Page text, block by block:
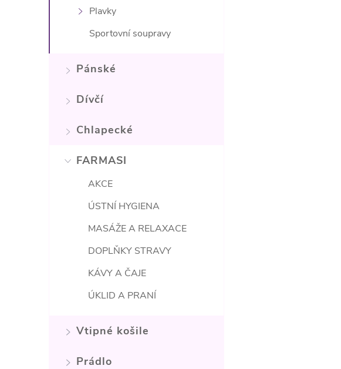
Plavky
Sportovní soupravy
Pánské
Dívčí
Chlapecké
FARMASI
AKCE
ÚSTNÍ HYGIENA
MASÁŽE A RELAXACE
DOPLŇKY STRAVY
KÁVY A ČAJE
ÚKLID A PRANÍ
Vtipné košile
Prádlo